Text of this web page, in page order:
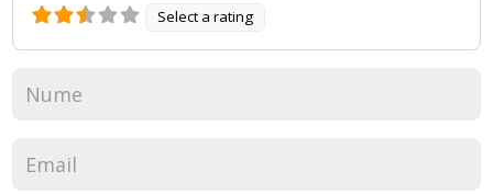
Select a rating